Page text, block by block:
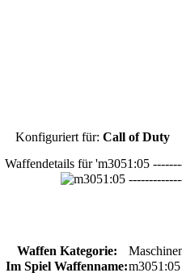
Konfiguriert für: Call of Duty
Waffendetails für 'm3051:05
Waffen Kategorie:
Im Spiel Waffenname: